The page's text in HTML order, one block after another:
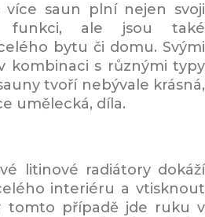
saun plní nejen svoji
funkci, ale jsou také
bytu či domu. Svými
kombinaci s různými typy
tvoří nebývale krásná,
umělecká, díla.
litinové radiátory dokáží
interiéru a vtisknout
tomto případě jde ruku v